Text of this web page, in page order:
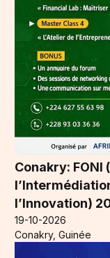
Conakry:
l’Innovation)
19-10-2026
Conakry, Guinée